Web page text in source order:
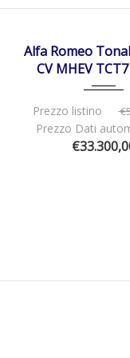
Alfa Romeo
CV MHEV
Prezzo listino
Prezzo Dati